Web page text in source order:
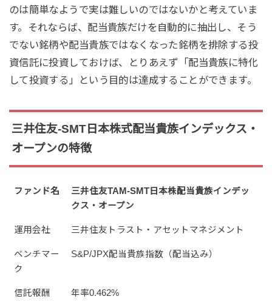
のは簡単なようで実は難しいのではないかと考えていま
す。それならば、配当貴族だけを自動的に抽出し、そう
でない銘柄や配当貴族ではなくなった銘柄を排除する投
資信託に投資しておけば、とりあえず「配当貴族に特化
して投資する」という目的は達成することができます。
三井住友-SMT日本株式配当貴族インデックス・
オープンの特徴
ファンド名
三井住友TAM-SMT日本株配当貴族インデッ
クス・オープン
運用会社 三井住友トラスト・アセットマネジメント
ベンチマー
ク
S&P/JPX配当貴族指数（配当込み）
信託報酬 年率0.462%